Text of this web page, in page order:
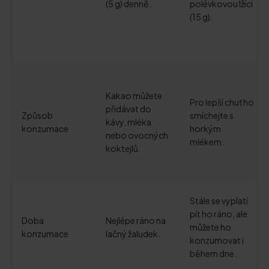
(5 g) denně.
polévkovou lžíci
(15 g).
Způsob
konzumace
Kakao můžete
přidávat do
kávy, mléka
nebo ovocných
koktejlů.
Pro lepší chuť ho
smíchejte s
horkým
mlékem.
Doba
konzumace
Nejlépe ráno na
lačný žaludek.
Stále se vyplatí
pít ho ráno, ale
můžete ho
konzumovat i
během dne.